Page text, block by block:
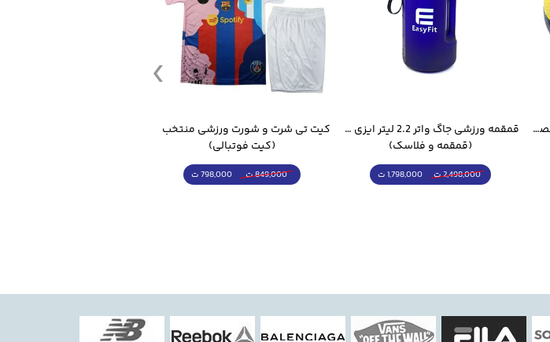
توپ فوتسال مولتن 4800 تنبل مخصوص سالن
قمقمه ورزشی جاگ واتر 2.2 لیتر ایزی فیت
(قمقمه و فلاسک)
2,498,000 ت 1,798,000 ت
(کیت فوتبالی)
849,000 ت 798,000 ت